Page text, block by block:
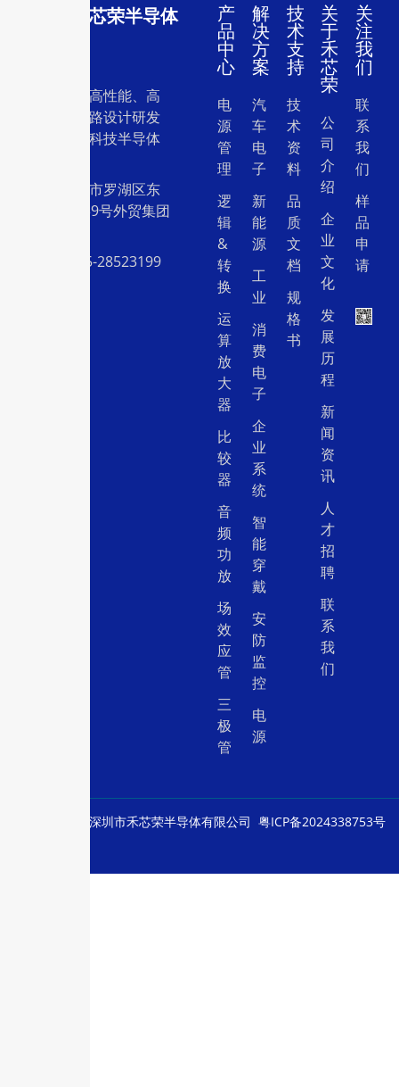
深圳市禾芯荣半导体
一家专注于高性能、高
质量集成电路设计研发
和销售的高科技半导体
地址：深圳市罗湖区东
门中兴路239号外贸集团
电话：0755-28523199
产
品
中
心
电
源
管
理
逻
辑
&
转
换
运
算
放
大
器
比
较
器
音
频
功
放
场
效
应
管
三
极
管
解
决
方
案
汽
车
电
子
新
能
源
工
业
消
费
电
子
企
业
系
统
智
能
穿
戴
安
防
监
控
电
源
技
术
支
持
技
术
资
料
品
质
文
档
规
格
书
关
于
禾
芯
荣
公
司
介
绍
企
业
文
化
发
展
历
程
新
闻
资
讯
人
才
招
聘
联
系
我
们
关
注
我
们
联
系
我
们
样
品
申
请
深圳市禾芯荣半导体有限公司 粤ICP备2024338753号